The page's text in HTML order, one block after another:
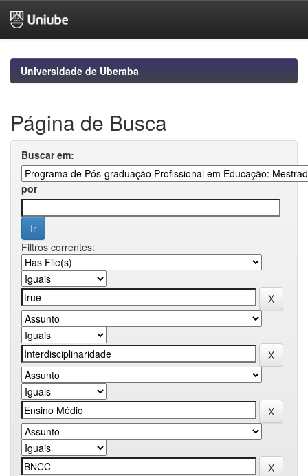
navigationUniversidade de Uberaba
Página de Busca
Buscar em:
por
Filtros correntes: